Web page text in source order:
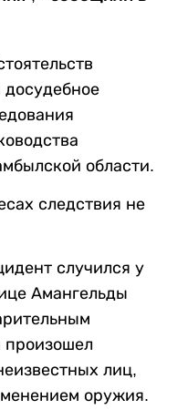
области.
следствия не
случился у
Амангельды
произошел
лиц,
оружия.